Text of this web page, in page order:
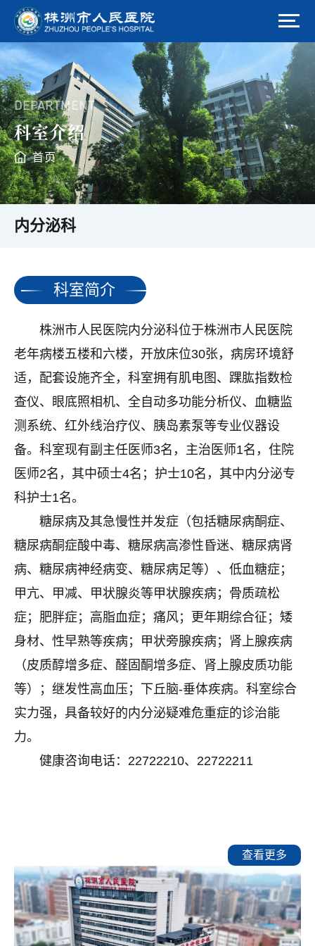
DEPARTMENT
科室介绍
首页
内分泌科
科室简介
株洲市人民医院内分泌科位于株洲市人民医院
老年病楼五楼和六楼，开放床位30张，病房环境舒
适，配套设施齐全，科室拥有肌电图、踝肱指数检
查仪、眼底照相机、全自动多功能分析仪、血糖监
测系统、红外线治疗仪、胰岛素泵等专业仪器设
备。科室现有副主任医师3名，主治医师1名，住院
医师2名，其中硕士4名；护士10名，其中内分泌专
科护士1名。
糖尿病及其急慢性并发症（包括糖尿病酮症、
糖尿病酮症酸中毒、糖尿病高渗性昏迷、糖尿病肾
病、糖尿病神经病变、糖尿病足等）、低血糖症；
甲亢、甲减、甲状腺炎等甲状腺疾病；骨质疏松
症；肥胖症；高脂血症；痛风；更年期综合征；矮
身材、性早熟等疾病；甲状旁腺疾病；肾上腺疾病
（皮质醇增多症、醛固酮增多症、肾上腺皮质功能
等）；继发性高血压；下丘脑-垂体疾病。科室综合
实力强，具备较好的内分泌疑难危重症的诊治能
力。
健康咨询电话：22722210、22722211
查看更多